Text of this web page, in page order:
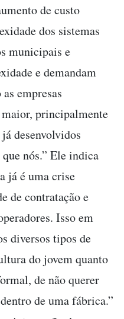
de custo
dos sistemas
municipais e
e demandam
empresas
principalmente
desenvolvidos
nós.” Ele indica
já é uma crise
de contratação e
Isso em
diversos tipos de
do jovem quanto
de não querer
de uma fábrica.”